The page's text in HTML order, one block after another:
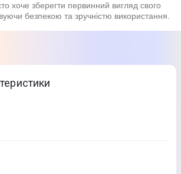
хоче зберегти первинний вигляд свого
безпекою та зручністю використання.